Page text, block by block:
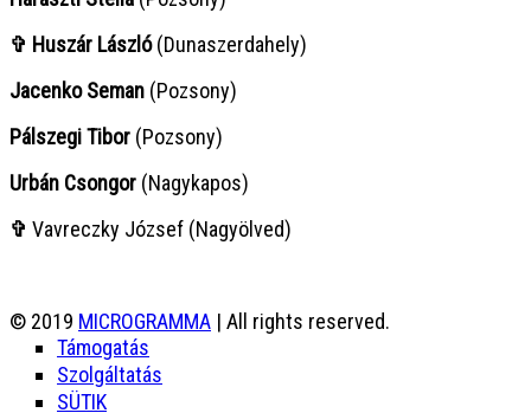
✞ Huszár László(Dunaszerdahely)
Jacenko Seman (Pozsony)
Pálszegi Tibor (Pozsony)
Urbán Csongor (Nagykapos)
✞ Vavreczky József (Nagyölved)
© 2019 MICROGRAMMA | All rights reserved.
Támogatás
Szolgáltatás
SÜTIK